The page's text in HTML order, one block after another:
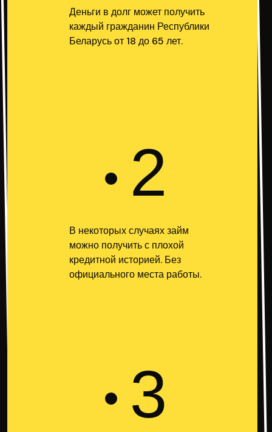
Деньги в долг может получить
каждый гражданин Республики
Беларусь от 18 до 65 лет.
2
В некоторых случаях займ
можно получить с плохой
кредитной историей. Без
официального места работы.
3